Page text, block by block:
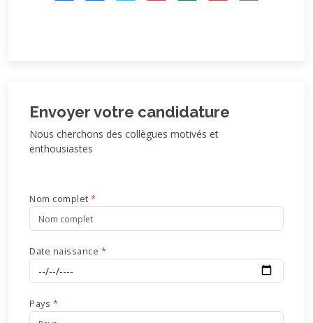
Envoyer votre candidature
Nous cherchons des collègues motivés et
enthousiastes
Nom complet *
Date naissance *
Pays *